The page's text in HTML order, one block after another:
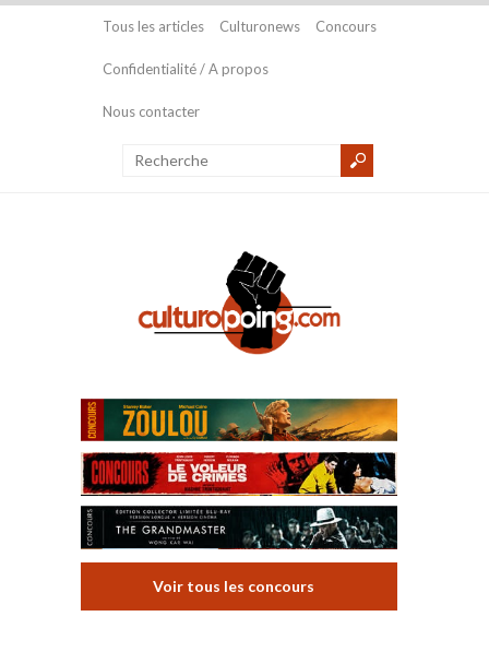
Tous les articles Culturonews Concours
Confidentialité / A propos
Nous contacter
Voir tous les concours